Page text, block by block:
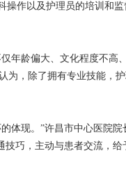
作以及护理员的培训和
龄偏大、文化程度不高
为，除了拥有专业技能，
现。”许昌市中心医院院
巧，主动与患者交流，给